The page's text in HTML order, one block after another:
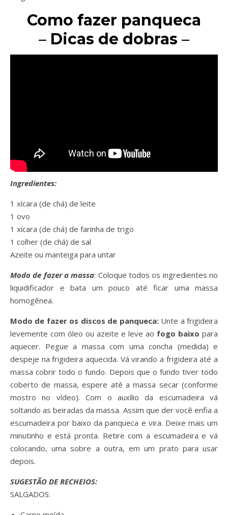
Como fazer panqueca
– Dicas de dobras –
Ingredientes:
1 xícara (de chá) de leite
1 ovo
1 xícara (de chá) de farinha de trigo
1 colher (de chá) de sal
Azeite ou manteiga para untar
Modo de fazer a massa: Coloque todos os ingredientes no
liquidificador e bata um pouco até ficar uma massa
homogênea.
Modo de fazer os discos de panqueca:Unte a frigideira
levemente com óleo ou azeite e leve ao fogo baixo para
aquecer. Pegue a massa com uma concha (medida) e
despeje na frigideira aquecida. Vá virando a frigideira até a
massa cobrir todo o fundo. Depois que o fundo tiver todo
coberto de massa, espere até a massa secar (conforme
mostro no vídeo). Com o auxílio da escumadeira vá
soltando as beiradas da massa. Assim que der você enfia a
escumadeira por baixo da panqueca e vira. Deixe mais um
minutinho e está pronta. Retire com a escumadeira e vá
colocando, uma sobre a outra, em um prato para usar
depois.
SUGESTÃO DE RECHEIOS:
SALGADOS: